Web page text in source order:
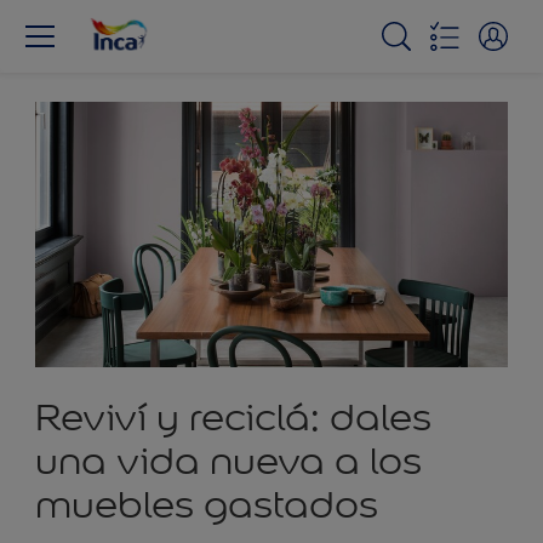
Reviví y reciclá: dales
una vida nueva a los
muebles gastados